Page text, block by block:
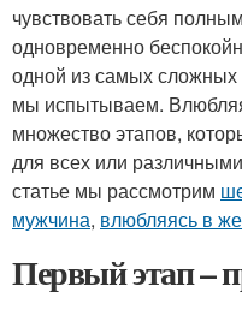
чувствовать себя
одновременно
одной из самых
мы испытываем.
множество этапов,
для всех или
статье мы рассмотрим
мужчина, влюбляясь в
Первый этап –